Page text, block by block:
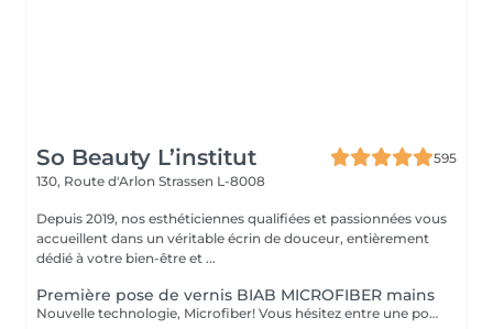
So Beauty L’institut
595
130, Route d'Arlon Strassen L-8008
Depuis 2019, nos esthéticiennes qualifiées et passionnées vous
accueillent dans un véritable écrin de douceur, entièrement
dédié à votre bien-être et ...
Première pose de vernis BIAB MICROFIBER mains
Nouvelle technologie, Microfiber! Vous hésitez entre une pose de vernis permanent et la manucure gel ? Vos ongles sont cassants, mous, rongés et fragilisés par les poses du gel ou du semi-permanent ? Vous ne parvenez pas à garder une jolie longueur ? Contrairement au gel semi-permanent, le BIAB est dépourvu d'actifs chimiques susceptibles d'abîmer les ongles et est certifié vegan et cruelty-free. Découvrez votre nouvelle manucure chouchou: Le BIAB. Un traitement sain et efficace pour renforcer vos ongles et leur offrir une nouvelle santé! Enrichi en fibres synthétiques pour la résistance et la flexibilité, en vitamine E et calcium pour les soigner, le BIAB vous apporte une très bonne adhérence même sur les ongles difficiles. Grâce à sa couche de base extra forte et durable, le BIAB vous apportera une tenue de 3 à 4 semaines.